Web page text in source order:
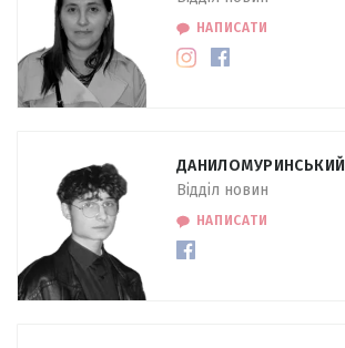
НАПИСАТИ
ДАНИЛОМУРИНСЬКИЙ
Відділ новин
НАПИСАТИ